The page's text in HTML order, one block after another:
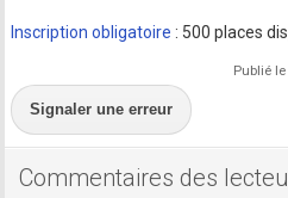
Inscription obligatoire : 500 places
Publié
Signaler une erreur
Commentaires des